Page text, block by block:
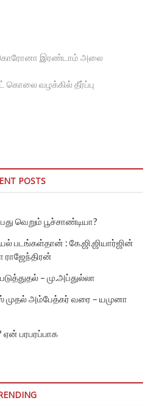
கொரோனா இரண்டாம் அலை
கொலை வழக்கில் தீர்ப்பு
POSTS
வெறும் பூச்சாண்டியா?
படங்கள்தான் : கே.ஜி.ஜியார்ஜின்
ராஜேந்திரன்
– மு.அப்துல்லா
அம்பேத்கர் வரை – யமுனா
பரபரப்பாக